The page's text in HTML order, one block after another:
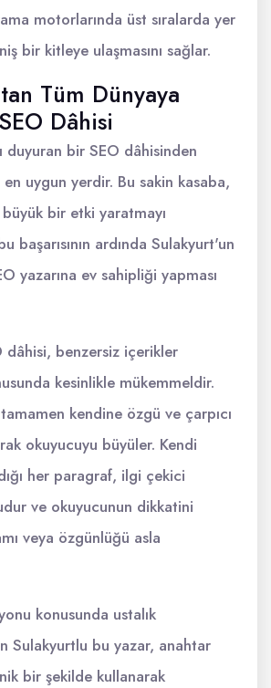
motorlarında üst sıralarda yer
bir kitleye ulaşmasını sağlar.
Tüm Dünyaya
Dâhisi
duyuran bir SEO dâhisinden
uygun yerdir. Bu sakin kasaba,
bir etki yaratmayı
başarısının ardında Sulakyurt'un
yazarına ev sahipliği yapması
dâhisi, benzersiz içerikler
kesinlikle mükemmeldir.
kendine özgü ve çarpıcı
okuyucuyu büyüler. Kendi
her paragraf, ilgi çekici
ve okuyucunun dikkatini
veya özgünlüğü asla
konusunda ustalık
Sulakyurtlu bu yazar, anahtar
bir şekilde kullanarak